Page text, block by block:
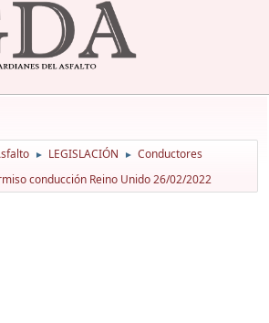
► LEGISLACIÓN ► Conductores
conducción Reino Unido 26/02/2022